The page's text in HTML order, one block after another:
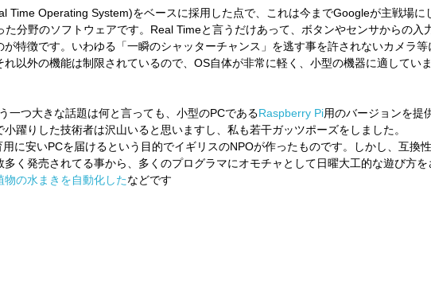
Time Operating System)をベースに採用した点で、これは今までGoogleが主戦場に
た分野のソフトウェアです。Real Timeと言うだけあって、ボタンやセンサからの入
特徴です。いわゆる「一瞬のシャッターチャンス」を逃す事を許されないカメラ等
以外の機能は制限されているので、OS自体が非常に軽く、小型の機器に適していま
一つ大きな話題は何と言っても、小型のPCであるRaspberry Pi用のバージョンを提
躍りした技術者は沢山いると思いますし、私も若干ガッツポーズをしました。
に安いPCを届けるという目的でイギリスのNPOが作ったものです。しかし、互換
く発売されてる事から、多くのプログラマにオモチャとして日曜大工的な遊び方を
物の水まきを自動化したなどです